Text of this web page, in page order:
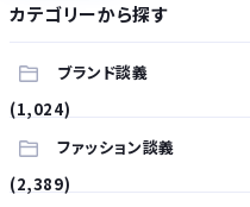
カテゴリーから探す
ブランド談義
(1,024)
ファッション談義
(2,389)